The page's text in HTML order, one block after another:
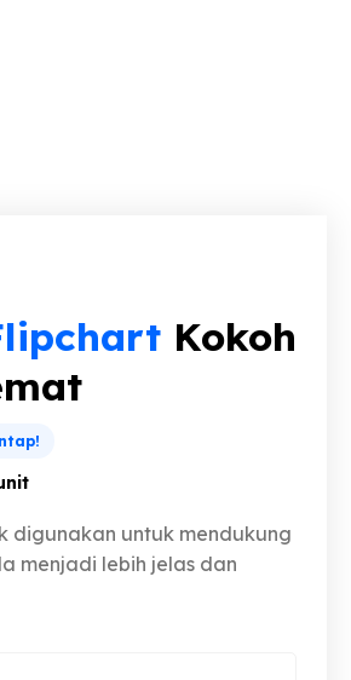
Kokoh
digunakan untuk mendukung
menjadi lebih jelas dan